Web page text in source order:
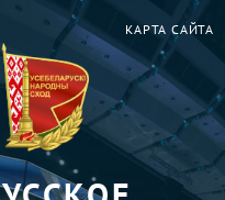
КАРТА САЙТА